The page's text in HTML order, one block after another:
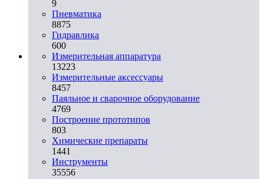
9
Пневматика
8875
Гидравлика
600
Измерительная аппаратура
13223
Измерительные аксессуары
8457
Паяльное и сварочное оборудование
4769
Построение прототипов
803
Химические препараты
1441
Инструменты
35556